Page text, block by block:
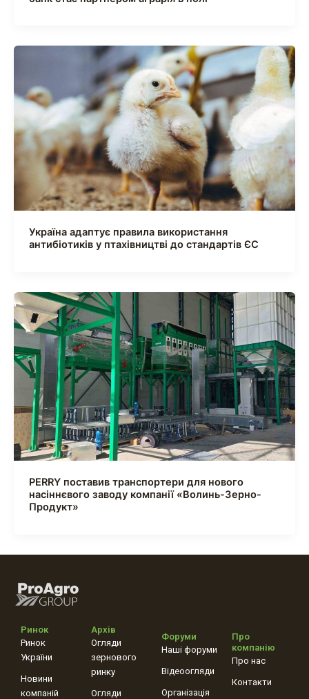
Україна адаптує правила використання
антибіотиків у птахівництві до стандартів ЄС
PERRY поставив транспортери для нового
насіннєвого заводу компанії «Волинь-Зерно-
Продукт»
Ринок
Ринок
України
Новини
компаній
Архів
Огляди
зернового
ринку
Огляди
Форуми
Наші форуми
Відеоогляди
Організація
Про
компанію
Про нас
Контакти